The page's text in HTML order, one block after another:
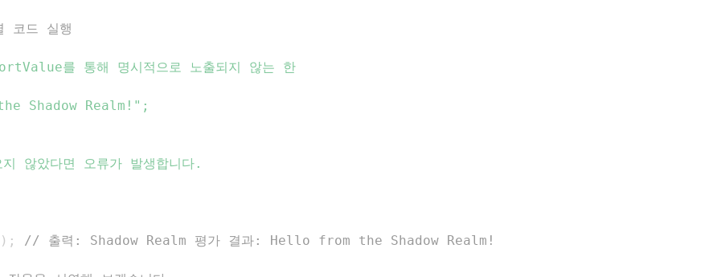
코드 실행
) ; // 출력: Shadow Realm 평가 결과: Hello from the Shadow Realm!